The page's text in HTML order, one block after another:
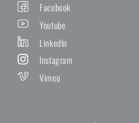
Facebook
Youtube
LinkedIn
Instagram
Vimeo